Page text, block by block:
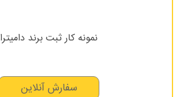
نمونه کار ثبت برند دامیترا
سفارش آنلاین